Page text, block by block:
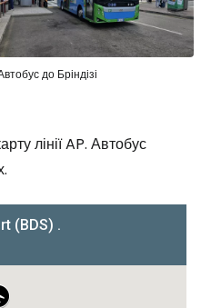
до Бріндізі
лінії AP. Автобус